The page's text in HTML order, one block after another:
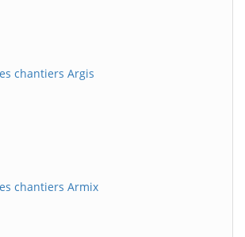
chantiers Argis
chantiers Armix